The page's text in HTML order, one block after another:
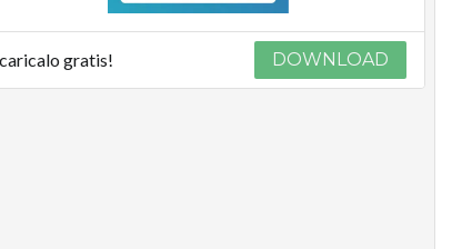
gratis! DOWNLOAD